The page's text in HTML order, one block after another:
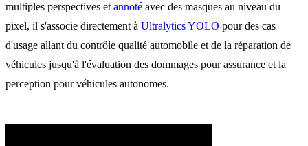
multiples perspectives et annoté avec des masques au niveau du
pixel, il s'associe directement à Ultralytics YOLO pour des cas
d'usage allant du contrôle qualité automobile et de la réparation de
véhicules jusqu'à l'évaluation des dommages pour assurance et la
perception pour véhicules autonomes.